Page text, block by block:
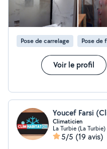
Pose de carrelage Pose de
Voir le profil
Youcef Farsi
Climaticien
La Turbie (La Turbie)
5/5 (19 avis)